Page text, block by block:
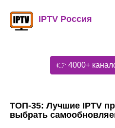
контенту
IPTV Россия
👉 4000+
ТОП-35: Лучшие IPTV
выбрать